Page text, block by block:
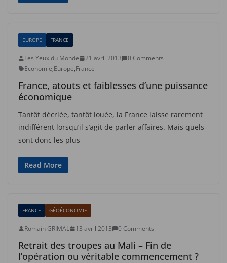
EUROPE FRANCE
Les Yeux du Monde 21 avril 2013
0 Comments
Economie,Europe,France
France, atouts et faiblesses d’une puissance
économique
Tantôt décriée, tantôt louée, la France laisse rarement
indifférent lorsqu’il s’agit de parler affaires. Mais quels
sont donc les plus
Read More
FRANCE GÉOÉCONOMIE
Romain GRIMAL 13 avril 2013 0 Comments
Retrait des troupes au Mali – Fin de
l’opération ou véritable commencement ?